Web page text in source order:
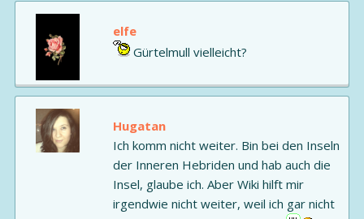
elfe
Gürtelmull vielleicht?
Hugatan
Ich komm nicht weiter. Bin bei den Inseln
der Inneren Hebriden und hab auch die
Insel, glaube ich. Aber Wiki hilft mir
irgendwie nicht weiter, weil ich gar nicht